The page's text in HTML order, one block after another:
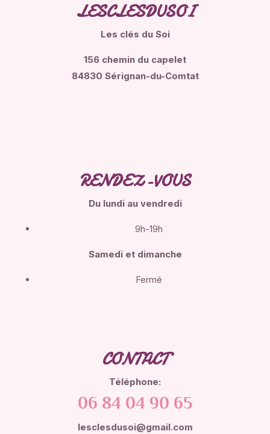
LESCLESDUSOI
Les clés du Soi
156 chemin du capelet
84830 Sérignan-du-Comtat
RENDEZ-VOUS
Du lundi au vendredi
9h-19h
Samedi et dimanche
Fermé
CONTACT
Téléphone:
06 84 04 90 65
lesclesdusoi@gmail.com